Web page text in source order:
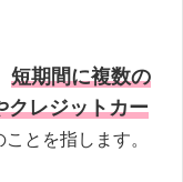
短期間に複数の
クレジットカー
ことを指します。